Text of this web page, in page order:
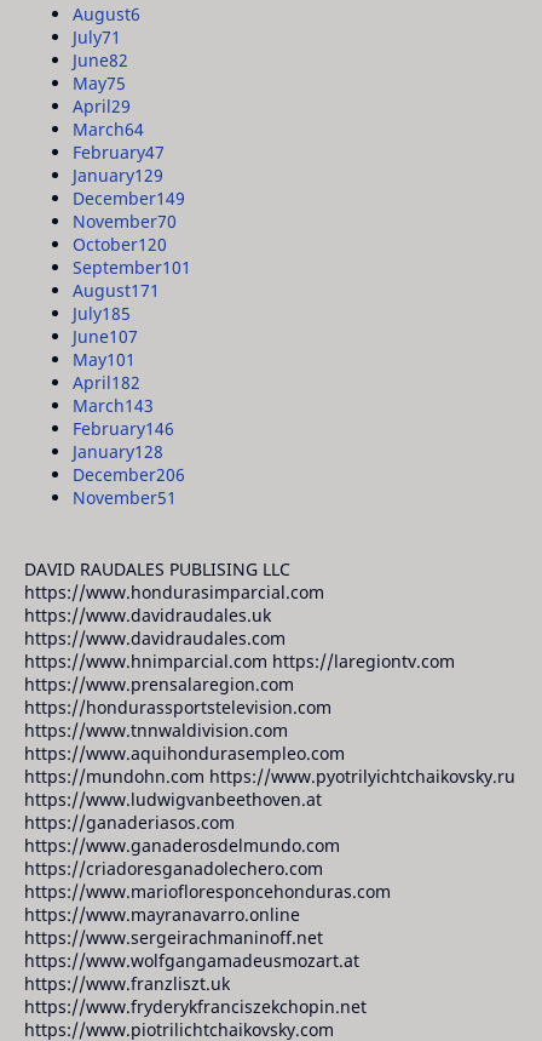
August6
July71
June82
May75
April29
March64
February47
January129
December149
November70
October120
September101
August171
July185
June107
May101
April182
March143
February146
January128
December206
November51
DAVID RAUDALES PUBLISING LLC
https://www.hondurasimparcial.com
https://www.davidraudales.uk
https://www.davidraudales.com
https://www.hnimparcial.com https://laregiontv.com
https://www.prensalaregion.com
https://hondurassportstelevision.com
https://www.tnnwaldivision.com
https://www.aquihondurasempleo.com
https://mundohn.com https://www.pyotrilyichtchaikovsky.ru
https://www.ludwigvanbeethoven.at
https://ganaderiasos.com
https://www.ganaderosdelmundo.com
https://criadoresganadolechero.com
https://www.mariofloresponcehonduras.com
https://www.mayranavarro.online
https://www.sergeirachmaninoff.net
https://www.wolfgangamadeusmozart.at
https://www.franzliszt.uk
https://www.fryderykfranciszekchopin.net
https://www.piotrilichtchaikovsky.com